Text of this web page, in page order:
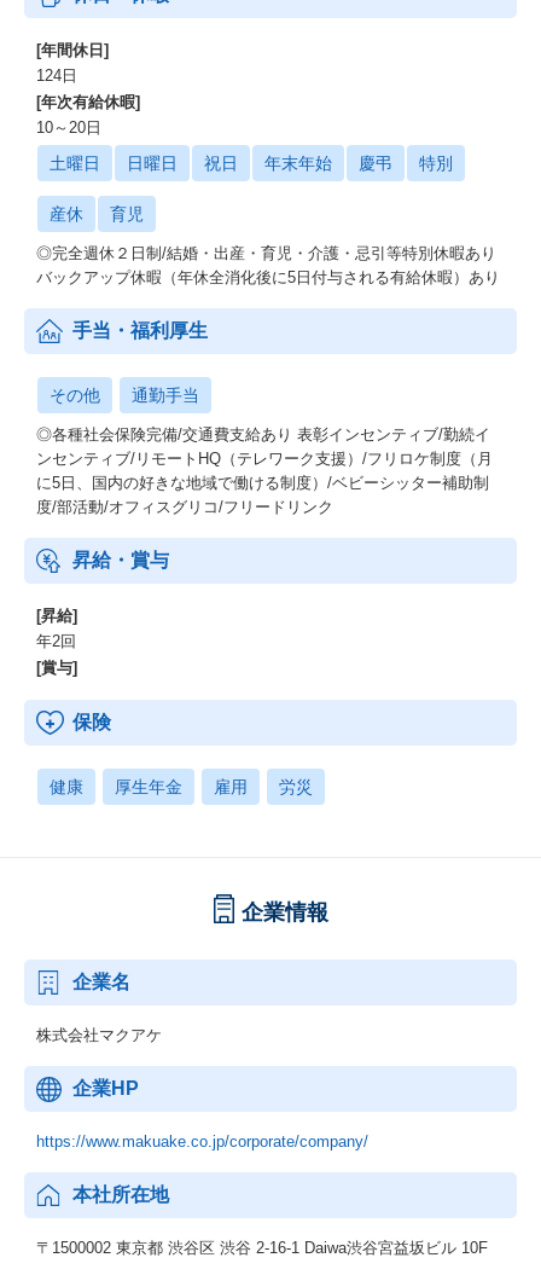
[年間休日]
124日
[年次有給休暇]
10～20日
土曜日 日曜日 祝日 年末年始 慶弔 特別
産休 育児
◎完全週休２日制/結婚・出産・育児・介護・忌引等特別休暇あり
バックアップ休暇（年休全消化後に5日付与される有給休暇）あり
手当・福利厚生
その他 通勤手当
◎各種社会保険完備/交通費支給あり 表彰インセンティブ/勤続イ
ンセンティブ/リモートHQ（テレワーク支援）/フリロケ制度（月
に5日、国内の好きな地域で働ける制度）/ベビーシッター補助制
度/部活動/オフィスグリコ/フリードリンク
昇給・賞与
[昇給]
年2回
[賞与]
保険
健康 厚生年金 雇用 労災
企業情報
企業名
株式会社マクアケ
企業HP
https://www.makuake.co.jp/corporate/company/
本社所在地
〒1500002 東京都 渋谷区 渋谷 2-16-1 Daiwa渋谷宮益坂ビル 10F